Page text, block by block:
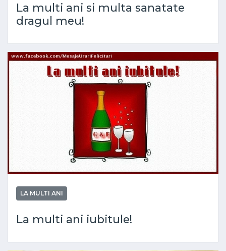
La multi ani si multa sanatate
dragul meu!
LA MULTI ANI
La multi ani iubitule!